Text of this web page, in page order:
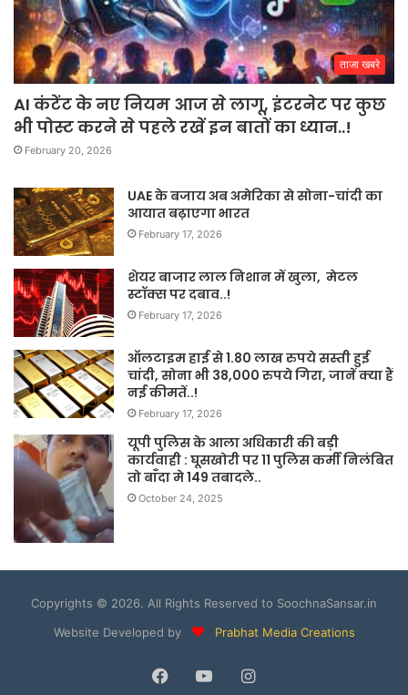
ताजा खबरे
AI कंटेंट के नए नियम आज से लागू, इंटरनेट पर कुछ
भी पोस्ट करने से पहले रखें इन बातों का ध्यान..!
February 20, 2026
UAE के बजाय अब अमेरिका से सोना-चांदी का
आयात बढ़ाएगा भारत
February 17, 2026
शेयर बाजार लाल निशान में खुला, मेटल
स्टॉक्स पर दबाव..!
February 17, 2026
ऑलटाइम हाई से 1.80 लाख रुपये सस्ती हुई
चांदी, सोना भी 38,000 रुपये गिरा, जानें क्या हैं
नई कीमतें..!
February 17, 2026
यूपी पुलिस के आला अधिकारी की बड़ी
कार्यवाही : घूसखोरी पर 11 पुलिस कर्मी निलंबित
तो बाँदा मे 149 तबादले..
October 24, 2025
Copyrights © 2026. All Rights Reserved to SoochnaSansar.in
Website Developed by
Prabhat Media Creations
Facebook
YouTubeInstagram